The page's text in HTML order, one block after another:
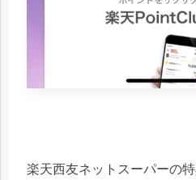
楽天西友ネットスーパーの特